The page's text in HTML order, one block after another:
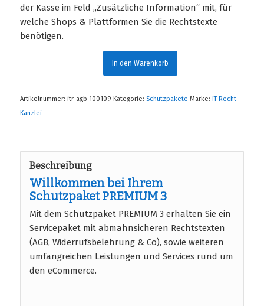
der Kasse im Feld „Zusätzliche Information“ mit, für
welche Shops & Plattformen Sie die Rechtstexte
benötigen.
In den Warenkorb
Artikelnummer: itr-agb-100109 Kategorie: Schutzpakete Marke: IT-Recht
Kanzlei
Beschreibung
Willkommen bei Ihrem
Schutzpaket PREMIUM 3
Mit dem Schutzpaket PREMIUM 3 erhalten Sie ein
Servicepaket mit abmahnsicheren Rechtstexten
(AGB, Widerrufsbelehrung & Co), sowie weiteren
umfangreichen Leistungen und Services rund um
den eCommerce.